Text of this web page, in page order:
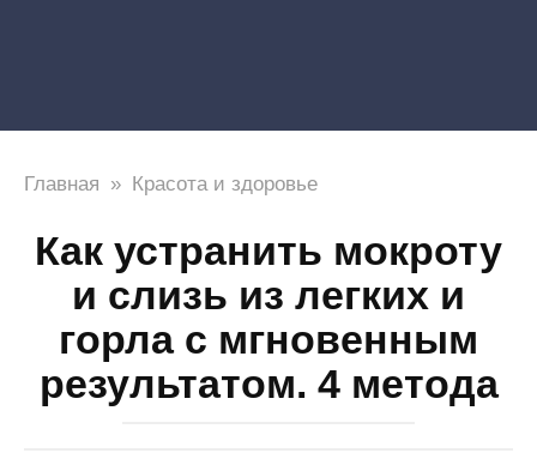
Главная » Красота и здоровье
Как устранить мокроту
и слизь из легких и
горла с мгновенным
результатом. 4 метода